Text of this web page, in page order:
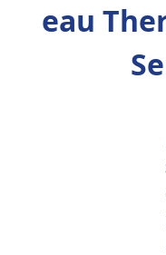
eau